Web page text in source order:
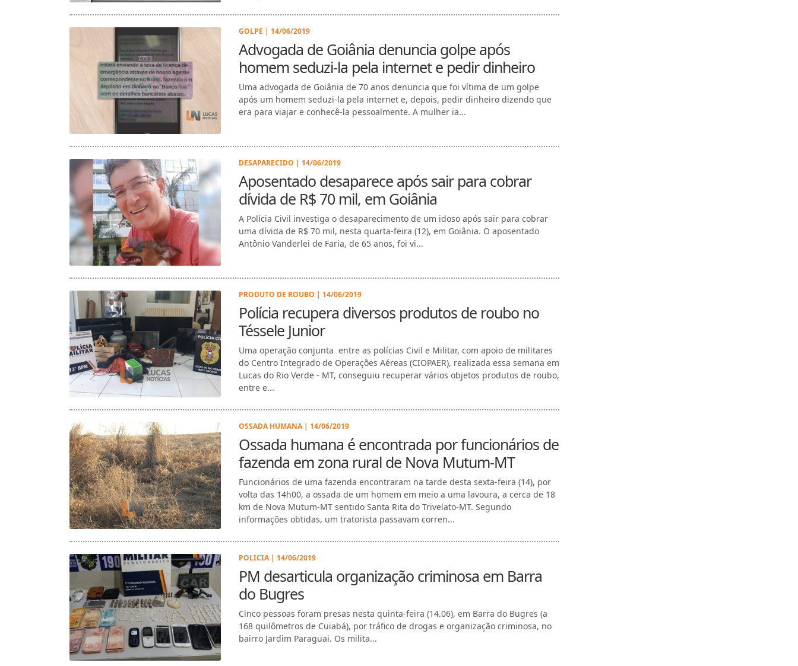
GOLPE | 14/06/2019
Advogada de Goiânia denuncia golpe após
homem seduzi-la pela internet e pedir dinheiro
Uma advogada de Goiânia de 70 anos denuncia que foi vítima de um golpe
após um homem seduzi-la pela internet e, depois, pedir dinheiro dizendo que
DESAPARECIDO | 14/06/2019
Aposentado desaparece após sair para cobrar
dívida de R$ 70 mil, em Goiânia
A Polícia Civil investiga o desaparecimento de um idoso após sair para cobrar
uma dívida de R$ 70 mil, nesta quarta-feira (12), em Goiânia. O aposentado
PRODUTO DE ROUBO | 14/06/2019
Polícia recupera diversos produtos de roubo no
Téssele Junior
Uma operação conjunta entre as polícias Civil e Militar, com apoio de militares
do Centro Integrado de Operações Aéreas (CIOPAER), realizada essa semana em
Lucas do Rio Verde - MT, conseguiu recuperar vários objetos produtos de roubo,
OSSADA HUMANA | 14/06/2019
Ossada humana é encontrada por funcionários de
fazenda em zona rural de Nova Mutum-MT
Funcionários de uma fazenda encontraram na tarde desta sexta-feira (14), por
volta das 14h00, a ossada de um homem em meio a uma lavoura, a cerca de 18
km de Nova Mutum-MT sentido Santa Rita do Trivelato-MT. Segundo
POLICIA | 14/06/2019
PM desarticula organização criminosa em Barra
do Bugres
Cinco pessoas foram presas nesta quinta-feira (14.06), em Barra do Bugres (a
168 quilômetros de Cuiabá), por tráfico de drogas e organização criminosa, no